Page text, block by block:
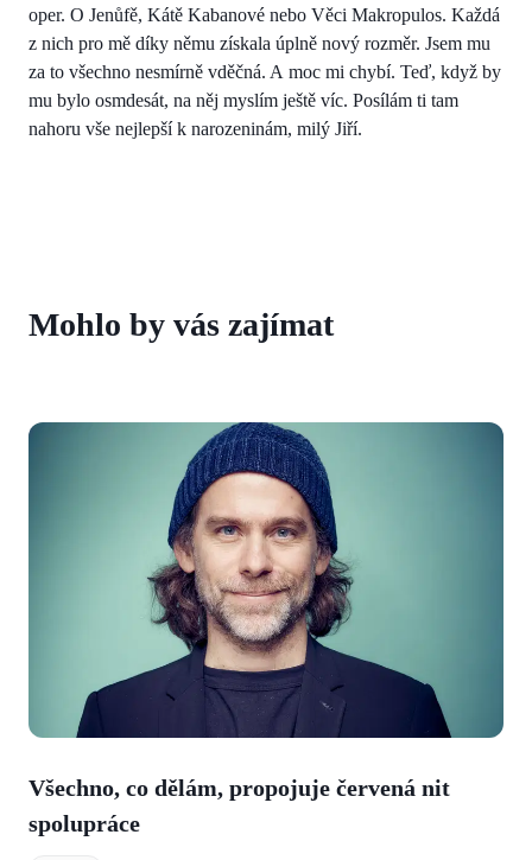
oper. O Jenůfě, Kátě Kabanové nebo Věci Makropulos. Každá
z nich pro mě díky němu získala úplně nový rozměr. Jsem mu
za to všechno nesmírně vděčná. A moc mi chybí. Teď, když by
mu bylo osmdesát, na něj myslím ještě víc. Posílám ti tam
nahoru vše nejlepší k narozeninám, milý Jiří.
Mohlo by vás zajímat
Všechno, co dělám, propojuje červená nit
spolupráce